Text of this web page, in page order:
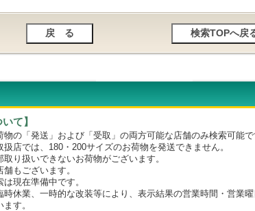
て】
の「発送」および「受取」の両方可能な店舗のみ検索可能で
では、180・200サイズのお荷物を発送できません。
扱いできないお荷物がございます。
ございます。
在準備中です。
休業、一時的な改装等により、表示結果の営業時間・営業
す。